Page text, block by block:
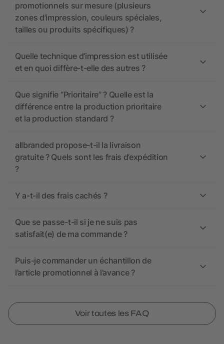
promotionnels sur mesure (plusieurs
zones d’impression, couleurs spéciales,
tailles ou produits spécifiques) ?
Quelle technique d’impression est utilisée
et en quoi diffère-t-elle des autres ?
Que signifie “Prioritaire” ? Quelle est la
différence entre la production prioritaire
et la production standard ?
allbranded propose-t-il la livraison
gratuite ? Quels sont les frais d’expédition
?
Y a-t-il des frais cachés ?
Que se passe-t-il si je ne suis pas
satisfait(e) de ma commande ?
Puis-je commander un échantillon de
l’article promotionnel à l’avance ?
Voir toutes les FAQ